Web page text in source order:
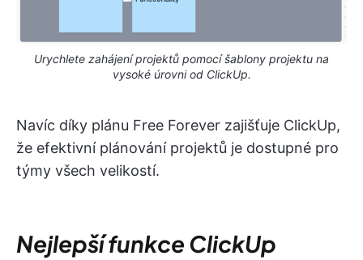
Urychlete zahájení projektů pomocí šablony projektu na
vysoké úrovni od ClickUp.
Navíc díky plánu Free Forever zajišťuje ClickUp,
že efektivní plánování projektů je dostupné pro
týmy všech velikostí.
Nejlepší funkce ClickUp